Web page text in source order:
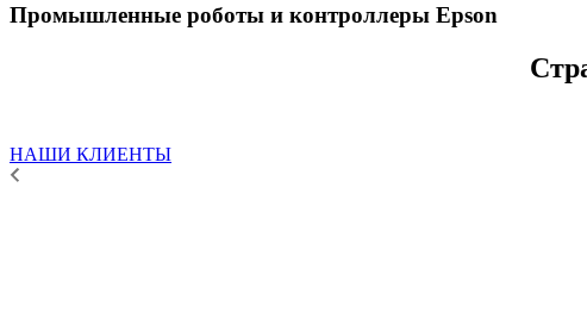
Промышленные роботы и контроллеры Epson
НАШИ КЛИЕНТЫ